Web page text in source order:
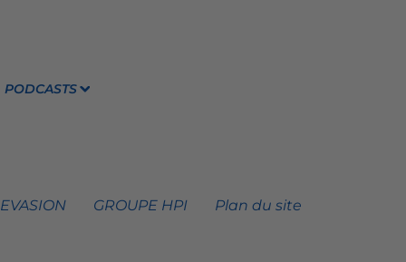
PODCASTS
GROUPE HPI Plan du site